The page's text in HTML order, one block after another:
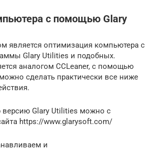
с помощью Glary
является оптимизация компьютера с
Glary Utilities и подобных.
аналогом CCLeaner, с помощью
сделать практически все ниже
версию Glary Utilities можно с
https://www.glarysoft.com/
и